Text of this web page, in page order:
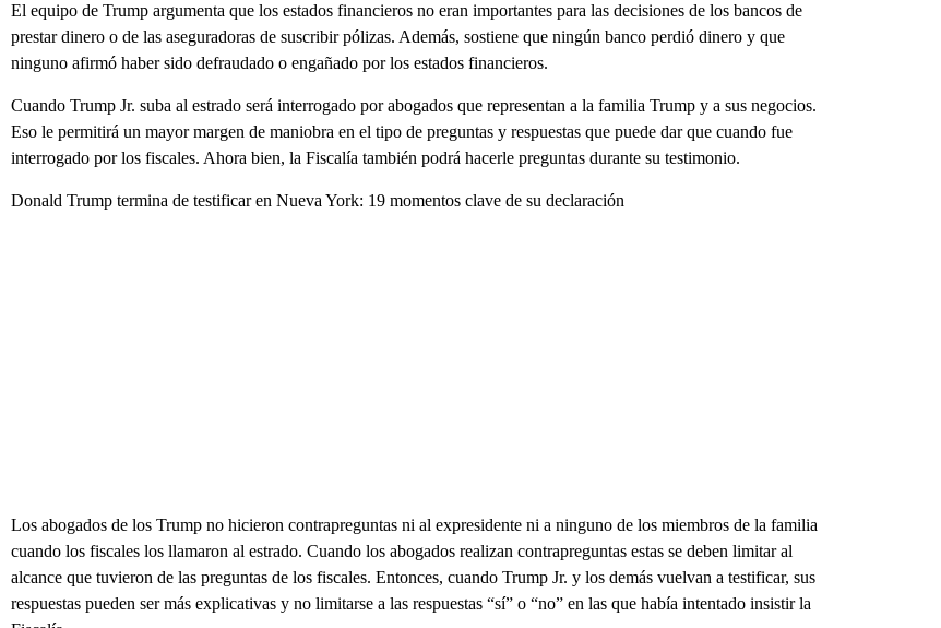
El equipo de Trump argumenta que los estados financieros no eran importantes para las decisiones de los bancos de
prestar dinero o de las aseguradoras de suscribir pólizas. Además, sostiene que ningún banco perdió dinero y que
ninguno afirmó haber sido defraudado o engañado por los estados financieros.
Cuando Trump Jr. suba al estrado será interrogado por abogados que representan a la familia Trump y a sus negocios.
Eso le permitirá un mayor margen de maniobra en el tipo de preguntas y respuestas que puede dar que cuando fue
interrogado por los fiscales. Ahora bien, la Fiscalía también podrá hacerle preguntas durante su testimonio.
Donald Trump termina de testificar en Nueva York: 19 momentos clave de su declaración
Los abogados de los Trump no hicieron contrapreguntas ni al expresidente ni a ninguno de los miembros de la familia
cuando los fiscales los llamaron al estrado. Cuando los abogados realizan contrapreguntas estas se deben limitar al
alcance que tuvieron de las preguntas de los fiscales. Entonces, cuando Trump Jr. y los demás vuelvan a testificar, sus
respuestas pueden ser más explicativas y no limitarse a las respuestas “sí” o “no” en las que había intentado insistir la